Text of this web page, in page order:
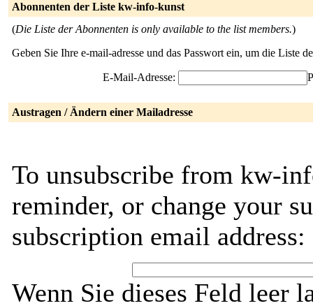
Abonnenten der Liste kw-info-kunst
(Die Liste der Abonnenten is only available to the list members.)
Geben Sie Ihre e-mail-adresse und das Passwort ein, um die Liste
E-Mail-Adresse:
Austragen / Ändern einer Mailadresse
To unsubscribe from kw-
reminder, or change your
subscription email address:
Wenn Sie dieses Feld leer